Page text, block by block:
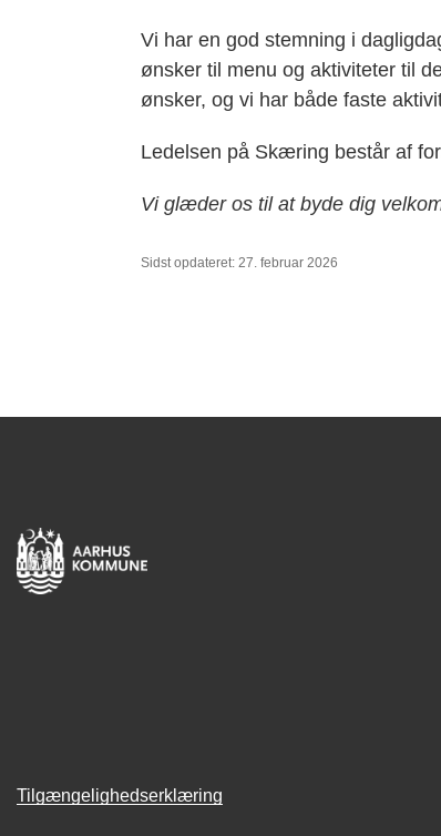
Vi har en god stemning i
ønsker til menu og aktiviteter til
ønsker, og vi har både faste
Ledelsen på Skæring består af
Vi glæder os til at byde dig
Sidst opdateret: 27. februar 2026
Tilgængelighedserklæring